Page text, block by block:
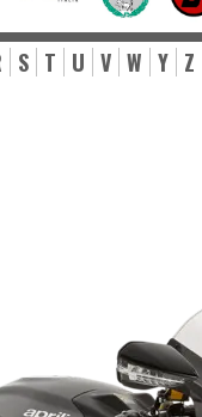
S T U V W Y Z